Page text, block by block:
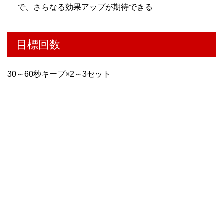
で、さらなる効果アップが期待できる
目標回数
30～60秒キープ×2～3セット